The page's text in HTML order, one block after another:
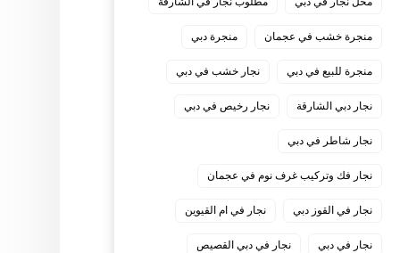
منجرة خشب في عجمان منجرة دبي
منجرة للبيع في دبي نجار خشب في دبي
نجار دبي الشارقة نجار رخيص في دبي
نجار شاطر في دبي
نجار فك وتركيب غرف نوم في عجمان
نجار في القوز دبي نجار في ام القيوين
نجار في دبي نجار في دبي القصيص